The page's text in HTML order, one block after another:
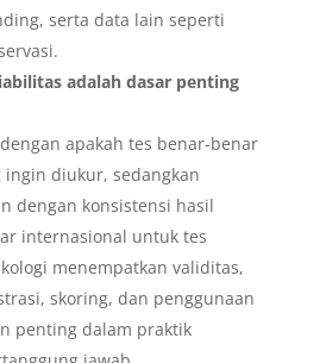
serta data lain seperti
adalah dasar penting
apakah tes benar-benar
diukur, sedangkan
dengan konsistensi hasil
internasional untuk tes
menempatkan validitas,
skoring, dan penggunaan
penting dalam praktik